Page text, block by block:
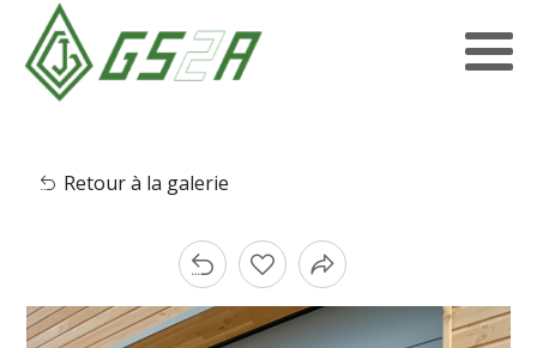
Retour à la galerie